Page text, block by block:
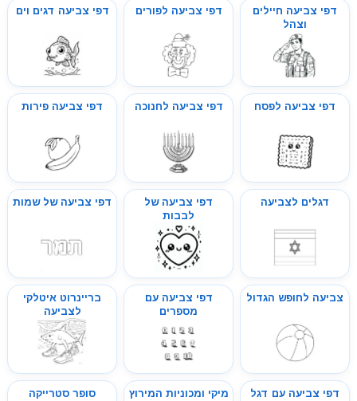
דפי צביעה חיילים
וצהל
דפי צביעה לפורים דפי צביעה דגים וים
דפי צביעה לפסח דפי צביעה לחנוכה דפי צביעה פירות
דגלים לצביעה
דפי צביעה של
לבבות
דפי צביעה של שמות
צביעה לחופש הגדול
דפי צביעה עם
מספרים
בריינרוט איטלקי
לצביעה
דפי צביעה עם דגל מיקי ומכוניות המירוץ סופר סטרייקה